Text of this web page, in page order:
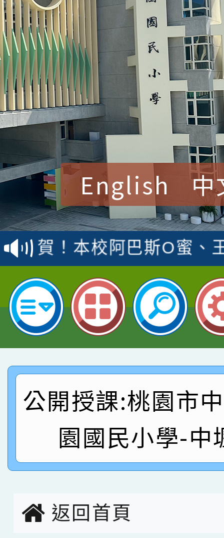
English 中
賀！本校參加桃園市中
賽 洪綺君教師榮獲社
名
賀！本校阿巴斯O蜜、
倩參加桃園市科展 國
名 指導老師王老師、
賀！本校四年二班張O
園市英語競賽國小朗
指導老師林老師
賀！本校參加桃園市中
賽 劉文瑛教師榮獲教
臺灣台語-第二名
賀！本校參與2026世
市賽榮獲科學小創客佳
名
倩參加桃園市科展 國
名 指導老師王老師、
賀！本校四年二班張O
園市英語競賽國小朗
指導老師林老師
賀！本校參加桃園市中
賽 劉文瑛教師榮獲教
臺灣台語-第二名
賀！本校參與2026世
市賽榮獲科學小創客佳
創客第三名。
公開授課:桃園市
園國民小學-中
返回首頁